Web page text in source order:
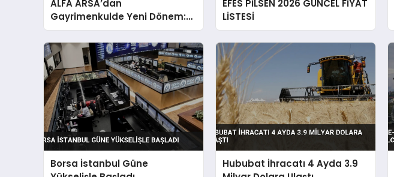
ALFA ARSA’dan
Gayrimenkulde Yeni Dönem:
Premium Yaşam ve Yatırım
Fırsatları Bir Arada
EFES PİLSEN 2026 GÜNCEL FİYAT
LİSTESİ
Borsa İstanbul Güne
Hububat İhracatı 4 Ayda 3.9